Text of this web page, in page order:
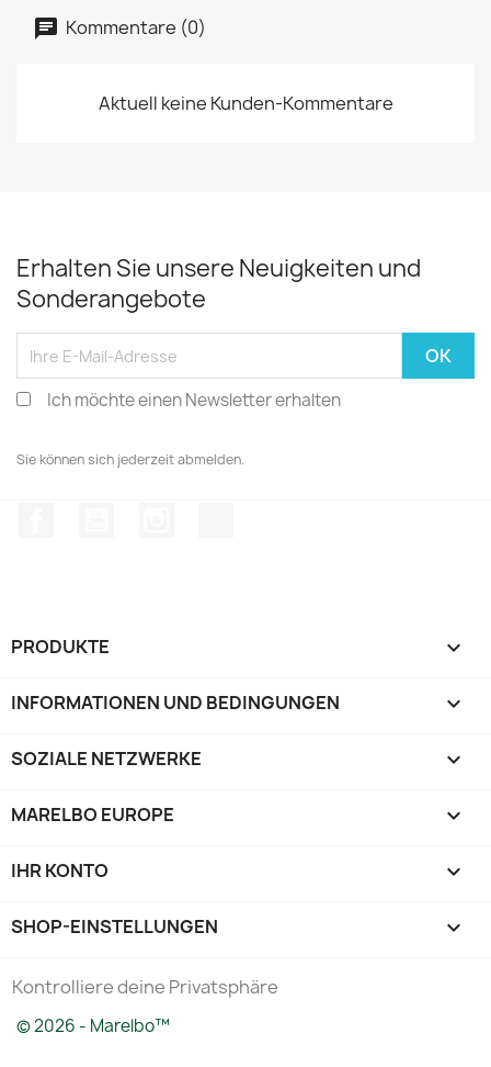
Kommentare (0)
Aktuell keine Kunden-Kommentare
Erhalten Sie unsere Neuigkeiten und
Sonderangebote
Ich möchte einen Newsletter erhalten
Sie können sich jederzeit abmelden.
PRODUKTE 
INFORMATIONEN UND BEDINGUNGEN 
SOZIALE NETZWERKE 
MARELBO EUROPE 
IHR KONTO 
SHOP-EINSTELLUNGEN keyboard_arrow_down
Kontrolliere deine Privatsphäre
© 2026 - Marelbo™